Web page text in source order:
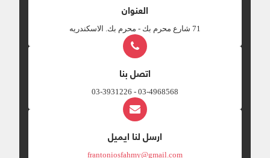
العنوان
‎71 شارع محرم بك - محرم بك. الاسكندريه
اتصل بنا
03-4968568 - 03-3931226
ارسل لنا ايميل
frantoniosfahmy@gmail.com